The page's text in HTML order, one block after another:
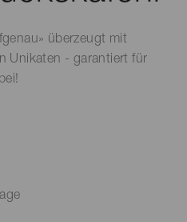
überzeugt mit
Unikaten - garantiert für